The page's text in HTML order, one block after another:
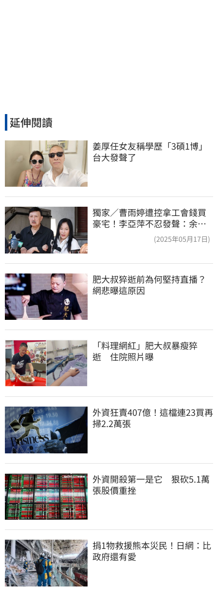
延伸閱讀
姜厚任女友稱學歷「3碩1博」
台大發聲了
獨家／曹雨婷遭控拿工會錢買
豪宅！李亞萍不忍發聲：余天
(2025年05月17日)
肥大叔猝逝前為何堅持直播？
網悲曝這原因
「料理網紅」肥大叔暴瘦猝
逝　住院照片曝
外資狂賣407億！這檔連23買再
掃2.2萬張
外資開殺第一是它　狠砍5.1萬
張股價重挫
捐1物救援熊本災民！日網：比
政府還有愛